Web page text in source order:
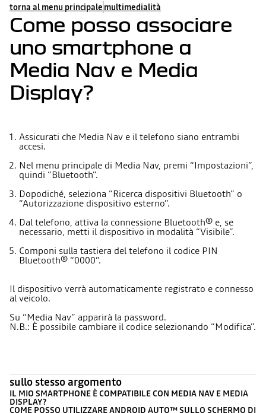
torna al menu principale multimedialità
Come posso associare
uno smartphone a
Media Nav e Media
Display?
Assicurati che Media Nav e il telefono siano entrambi
accesi.
Nel menu principale di Media Nav, premi “Impostazioni”,
quindi “Bluetooth”.
Dopodiché, seleziona “Ricerca dispositivi Bluetooth” o
“Autorizzazione dispositivo esterno”.
Dal telefono, attiva la connessione Bluetooth® e, se
necessario, metti il dispositivo in modalità “Visibile”.
Componi sulla tastiera del telefono il codice PIN
Bluetooth® “0000”.
Il dispositivo verrà automaticamente registrato e connesso
al veicolo.
Su “Media Nav” apparirà la password.
N.B.: È possibile cambiare il codice selezionando “Modifica”.
sullo stesso argomento
IL MIO SMARTPHONE È COMPATIBILE CON MEDIA NAV E MEDIA
DISPLAY?
COME POSSO UTILIZZARE ANDROID AUTO™ SULLO SCHERMO DI